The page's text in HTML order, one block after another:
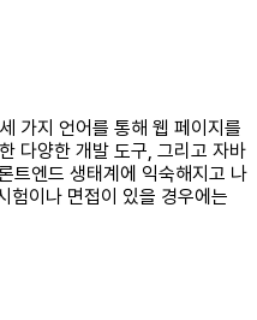
가지 언어를 통해 웹 페이지를
다양한 개발 도구, 그리고 자바
트엔드 생태계에 익숙해지고 나
험이나 면접이 있을 경우에는